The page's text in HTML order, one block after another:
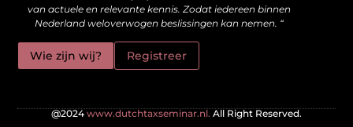
van actuele en relevante kennis. Zodat iedereen binnen
Nederland weloverwogen beslissingen kan nemen. “
Wie zijn wij? Registreer
@2024www.dutchtaxseminar.nl.All Right Reserved.